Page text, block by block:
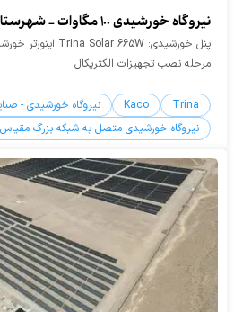
نیروگاه خورشیدی 100 مگاوات - شهرستان خضر آباد، استان یزد
مرحله نصب تجهیزات الکتریکال
Trina
Kaco
نیروگاه خورشیدی -
نیروگاه خورشیدی متصل به شبکه بزرگ مقیاس